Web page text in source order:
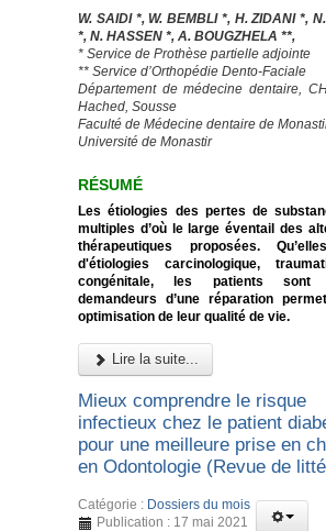
W. SAIDI *, W. BEMBLI *, H. ZIDANI *,
*, N. HASSEN *, A. BOUGZHELA **,
* Service de Prothèse partielle adjointe
** Service d’Orthopédie Dento-Faciale
Département de médecine dentaire,
Hached, Sousse
Faculté de Médecine dentaire de
Université de Monastir
RÉSUMÉ
Les étiologies des pertes de
multiples d’où le large éventail des
thérapeutiques proposées.
d'étiologies carcinologique,
congénitale, les patients sont
demandeurs d’une réparation
optimisation de leur qualité de vie.
Lire la suite...
Mieux comprendre le risque
infectieux chez le patient
pour une meilleure prise en
en Odontologie (Revue de
Catégorie : Dossiers du mois
Publication : 17 mai 2021